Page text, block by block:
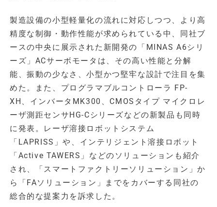
製造設備の小型軽量化の流れに対応しつつ、より高
精度な制御・動作性能が求められている中、同社ブ
ースの中央に展示された新開発の「MINAS A6シリ
ーズ」ACサーボモータは、その高い性能と分解
能、振動の少なさ、小型かつ堅牢な設計で注目を集
めた。また、プログラマブルコントローラ FP-
XH、インバータMK300、CMOSタイプ マイクロレ
ーザ測距センサHG-Cシリーズなどの新製品も同時
に発表。レーザ溶接ロボットシステム
「LAPRISS」や、インテリジェント溶接ロボット
「Active TAWERS」などのソリューションも紹介
され、「スマートファクトリーソリューション」か
ら「FAソリューション」までをカバーする同社の
総合的な提案力を訴求した。